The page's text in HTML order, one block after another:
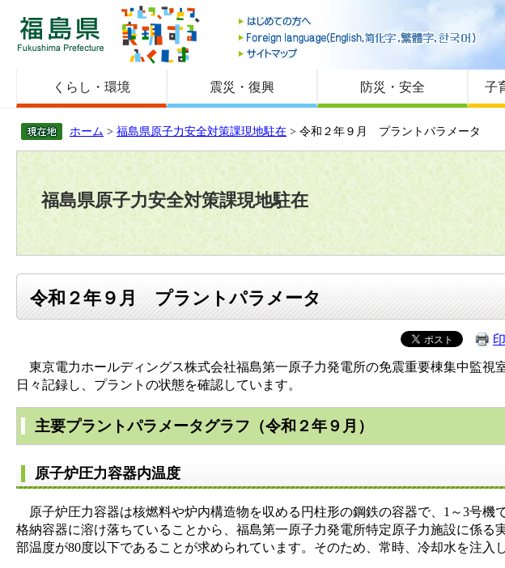
福島県
は
サ
くらし・環境 震災・復興 防災・安全 子
ホーム > 福島県原子力安全対策課現地駐在 > 令和２年９月 プラントパラメータ
福島県原子力安全対策課現地駐在
令和２年９月 プラントパラメータ
東京電力ホールディングス株式会社福島第一原子力発電所の免震重要棟集中監視
日々記録し、プラントの状態を確認しています。
主要プラントパラメータグラフ（令和２年９月）
原子炉圧力容器内温度
原子炉圧力容器は核燃料や炉内構造物を収める円柱形の鋼鉄の容器で、1～3号機
格納容器に溶け落ちていることから、福島第一原子力発電所特定原子力施設に係る
部温度が80度以下であることが求められています。そのため、常時、冷却水を注入